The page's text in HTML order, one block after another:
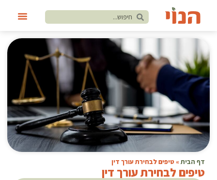
דף הבית » טיפים לבחירת עורך דין
טיפים לבחירת עורך דין